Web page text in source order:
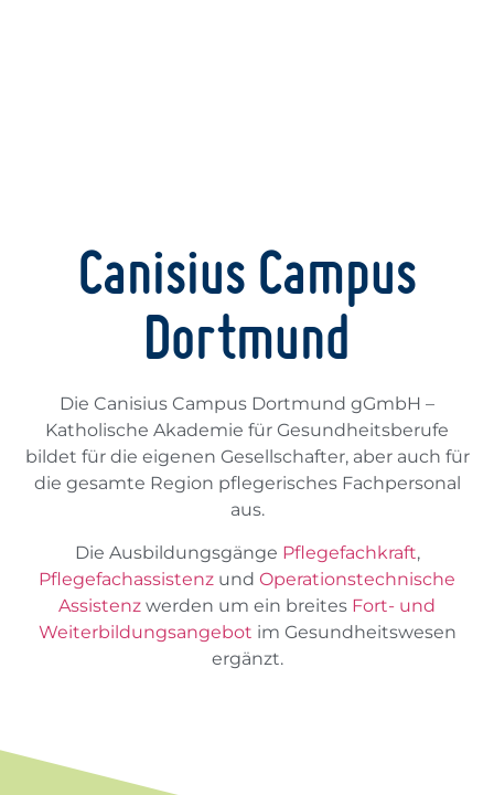
Canisius Campus
Dortmund
Die Canisius Campus Dortmund gGmbH –
Katholische Akademie für Gesundheitsberufe
bildet für die eigenen Gesellschafter, aber auch für
die gesamte Region pflegerisches Fachpersonal
aus.
Die Ausbildungsgänge Pflegefachkraft,
Pflegefachassistenz und Operationstechnische
Assistenz werden um ein breites Fort- und
Weiterbildungsangebot im Gesundheitswesen
ergänzt.